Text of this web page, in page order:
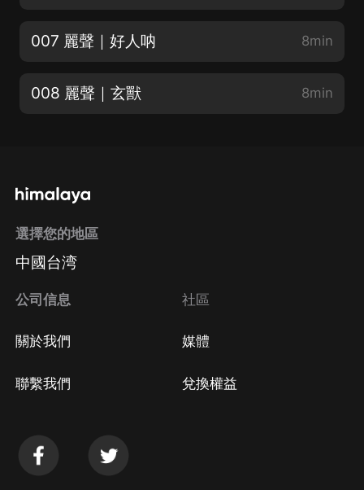
007 麗聲｜好人呐 8min
008 麗聲｜玄獸 8min
選擇您的地區
中國台湾
公司信息
關於我們
聯繫我們
社區
媒體
兌換權益